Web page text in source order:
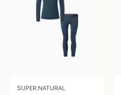
SUPER.NATURAL